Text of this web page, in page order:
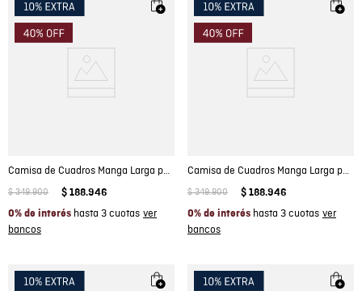
Camisa de Cuadros Manga Larga para Hombre
$ 349.900 $ 188.946
0% de interés hasta 3 cuotas
Camisa de Cuadros Manga Larga para Hombre
$ 349.900 $ 188.946
0% de interés hasta 3 cuotas